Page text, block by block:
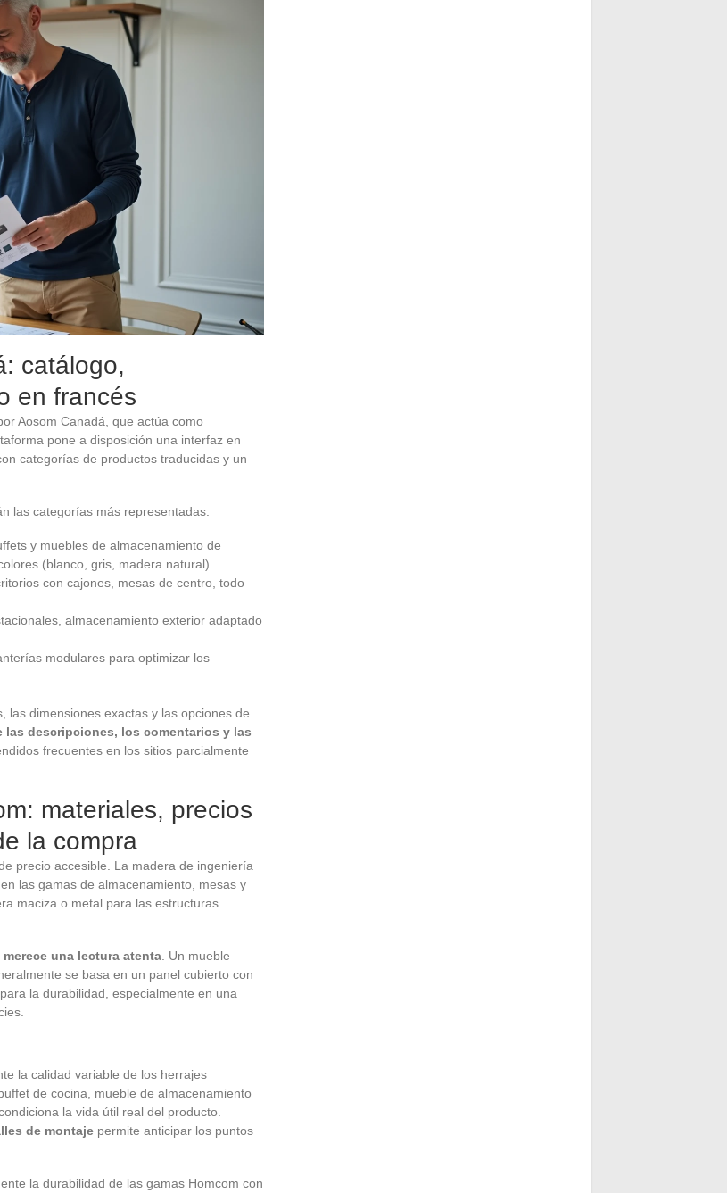
catálogo,
en francés
Aosom Canadá, que actúa como
pone a disposición una interfaz en
categorías de productos traducidas y un
las categorías más representadas:
y muebles de almacenamiento de
(blanco, gris, madera natural)
con cajones, mesas de centro, todo
almacenamiento exterior adaptado
modulares para optimizar los
las dimensiones exactas y las opciones de
las descripciones, los comentarios y las
frecuentes en los sitios parcialmente
materiales, precios
la compra
precio accesible. La madera de ingeniería
las gamas de almacenamiento, mesas y
maciza o metal para las estructuras
una lectura atenta . Un mueble
se basa en un panel cubierto con
la durabilidad, especialmente en una
la calidad variable de los herrajes
de cocina, mueble de almacenamiento
la vida útil real del producto.
de montaje permite anticipar los puntos
la durabilidad de las gamas Homcom con